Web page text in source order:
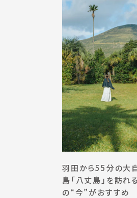
羽田から55分の大
島「八丈島」を訪れ
の“今”がおすすめ